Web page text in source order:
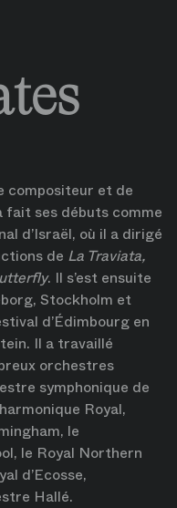
compositeur et de
fait ses débuts comme
d’Israël, où il a dirigé
de La Traviata,
. Il s’est ensuite
Stockholm et
d’Édimbourg en
Il a travaillé
orchestres
symphonique de
Royal,
le
le Royal Northern
d’Ecosse,
Hallé.